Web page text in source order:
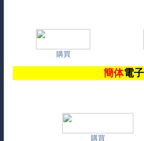
購買
簡体電
購買